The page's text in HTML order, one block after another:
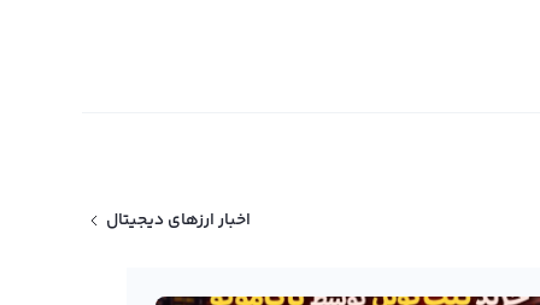
اخبار ارزهای دیجیتال